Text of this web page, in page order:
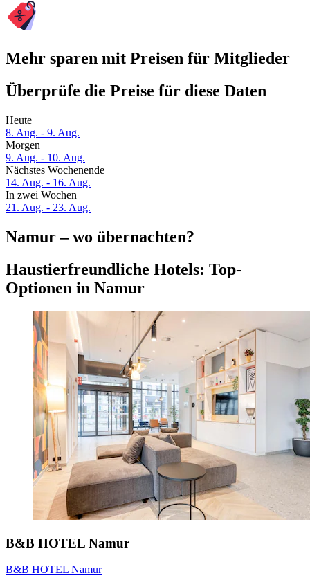
Mehr sparen mit Preisen für Mitglieder
Überprüfe die Preise für diese Daten
Heute
8. Aug. - 9. Aug.
Morgen
9. Aug. - 10. Aug.
Nächstes Wochenende
14. Aug. - 16. Aug.
In zwei Wochen
21. Aug. - 23. Aug.
Namur – wo übernachten?
Haustierfreundliche Hotels: Top-
Optionen in Namur
B&B HOTEL Namur
B&B HOTEL Namur